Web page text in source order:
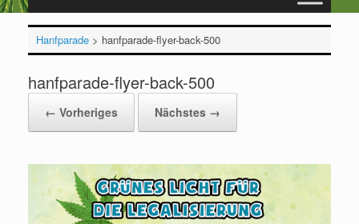
Hanfparade> hanfparade-flyer-back-500
hanfparade-flyer-back-500
← Vorheriges Nächstes →